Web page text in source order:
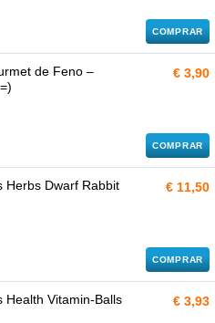
COMPRAR
de Feno –
€ 3,90
COMPRAR
Herbs Dwarf Rabbit
€ 11,50
COMPRAR
Health Vitamin-Balls
€ 3,93